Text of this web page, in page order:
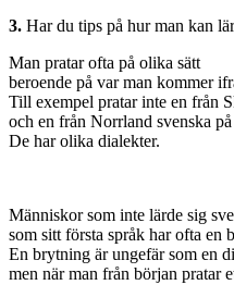
3. Har du tips på hur man kan
Man pratar ofta på olika sätt
beroende på var man kommer
Till exempel pratar inte en från
och en från Norrland svenska på
De har olika dialekter.
Människor som inte lärde sig
som sitt första språk har ofta en
En brytning är ungefär som en
men när man från början pratar